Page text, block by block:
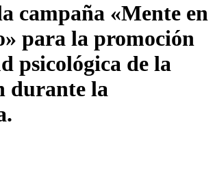
campaña «Mente en
para la promoción
psicológica de la
durante la